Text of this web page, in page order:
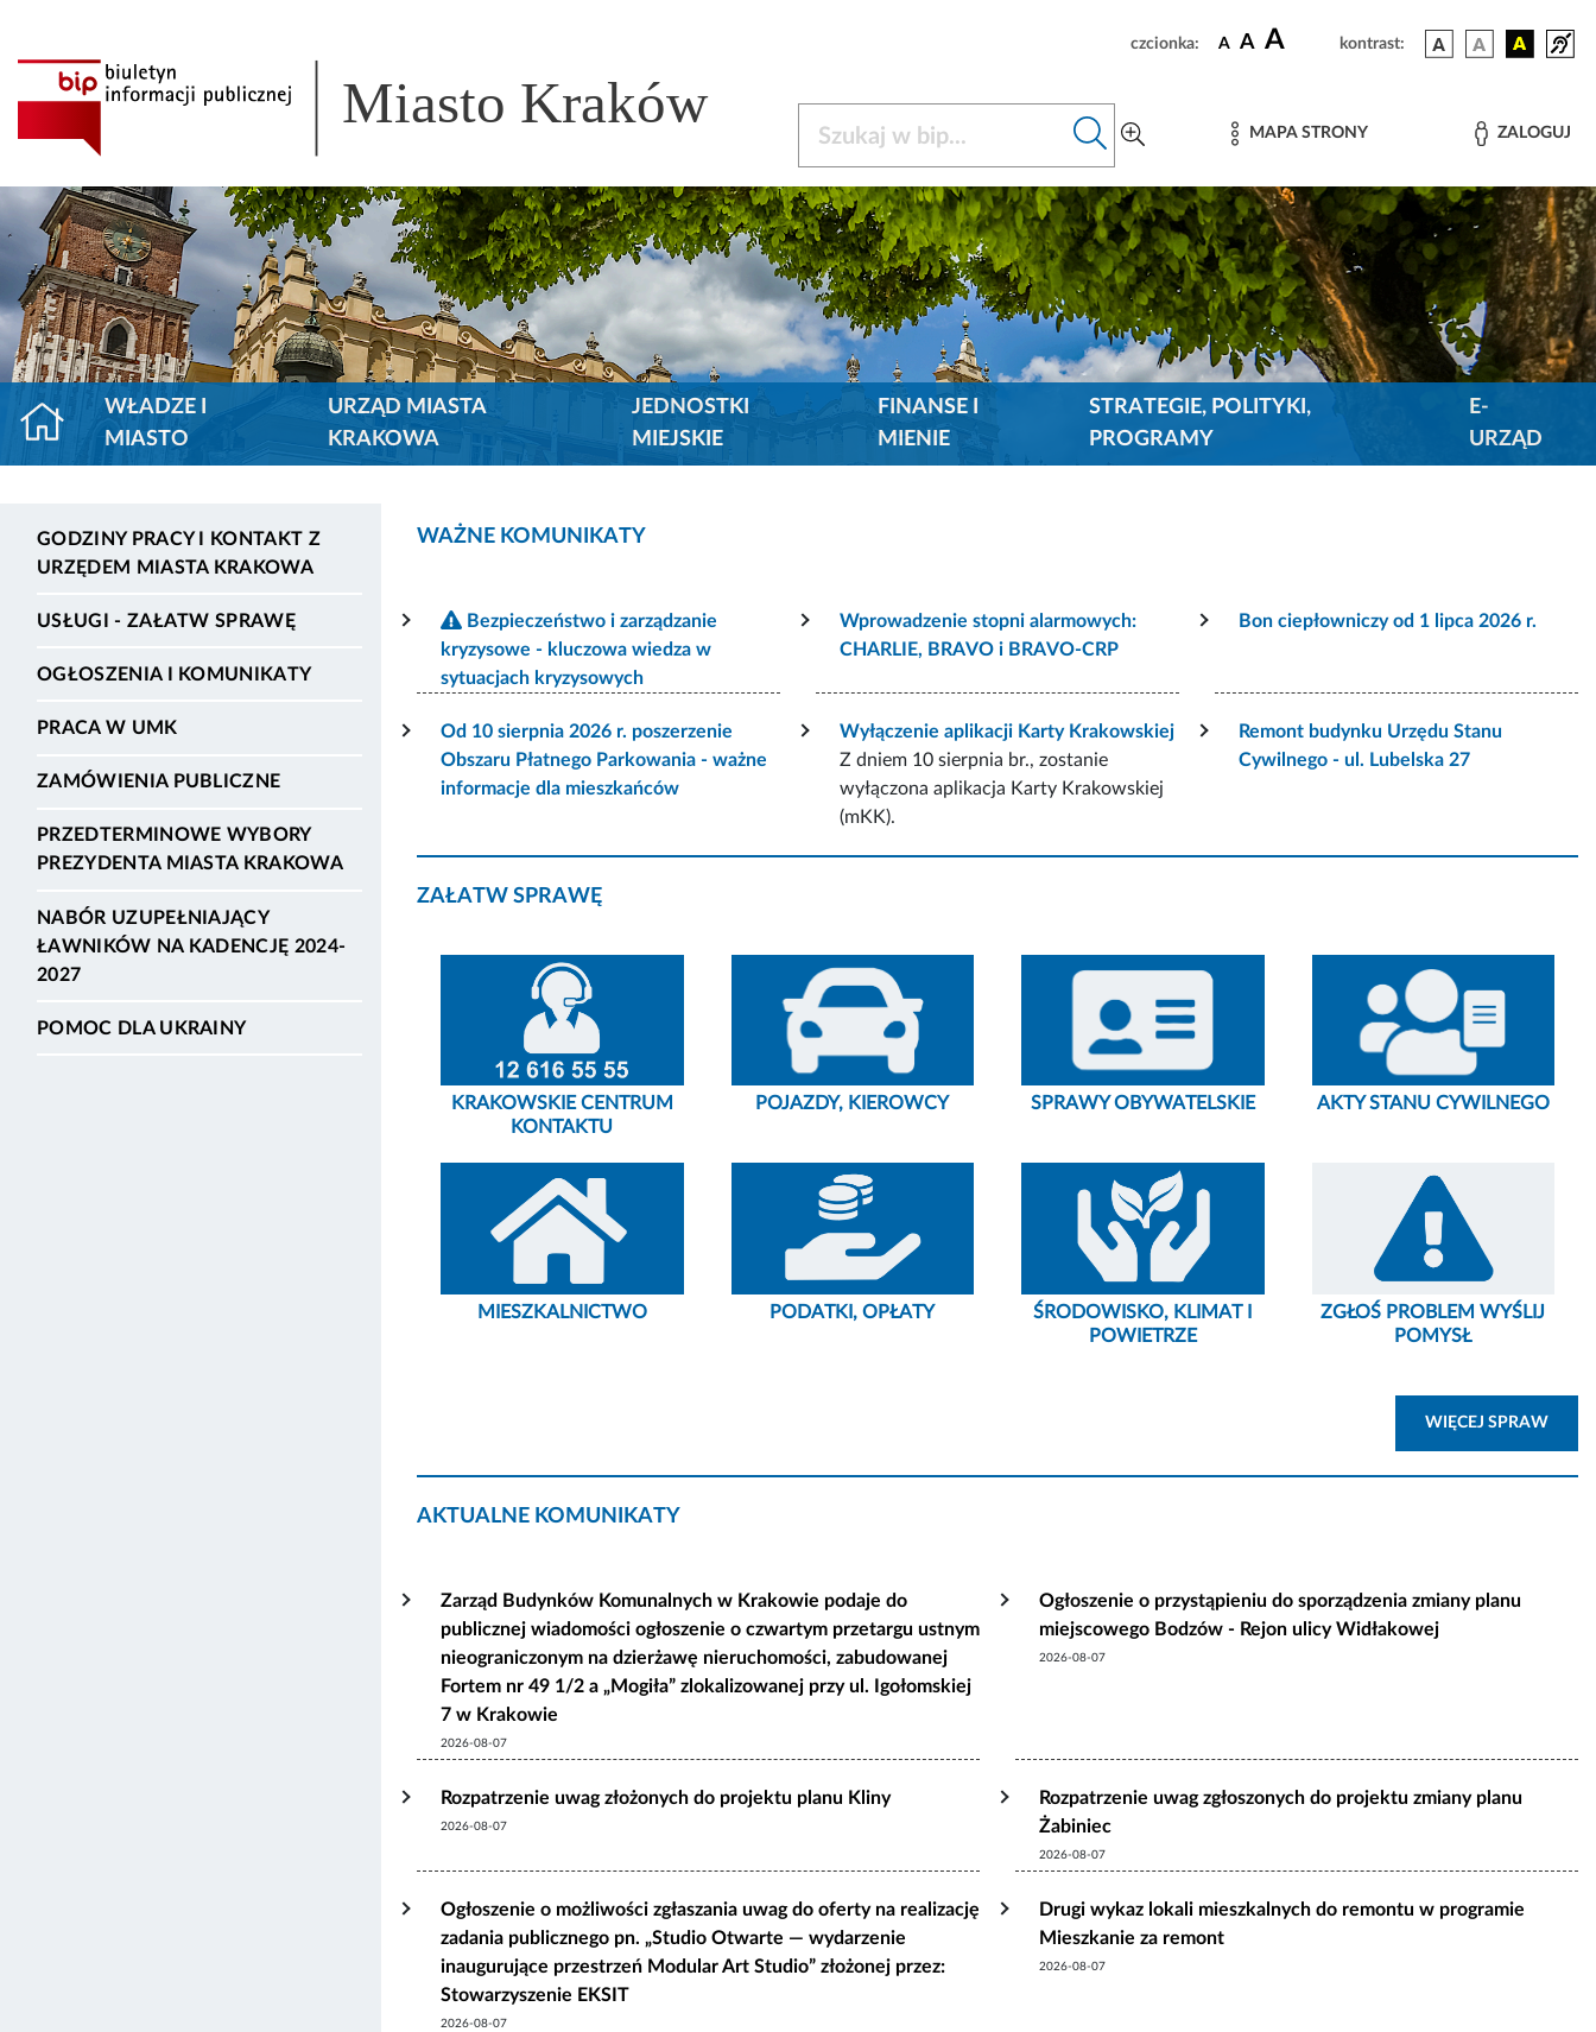
czcionka: A A A kontrast:
Miasto Kraków MAPA STRONY ZALOGUJ
WŁADZE I
MIASTO
URZĄD MIASTA
KRAKOWA
JEDNOSTKI
MIEJSKIE
FINANSE I
MIENIE
STRATEGIE, POLITYKI,
PROGRAMY
E-
URZĄD
GODZINY PRACY I KONTAKT Z
URZĘDEM MIASTA KRAKOWA
USŁUGI - ZAŁATW SPRAWĘ
OGŁOSZENIA I KOMUNIKATY
PRACA W UMK
ZAMÓWIENIA PUBLICZNE
PRZEDTERMINOWE WYBORY
PREZYDENTA MIASTA KRAKOWA
NABÓR UZUPEŁNIAJĄCY
ŁAWNIKÓW NA KADENCJĘ 2024-
2027
POMOC DLA UKRAINY
WAŻNE KOMUNIKATY
Bezpieczeństwo i zarządzanie
kryzysowe - kluczowa wiedza w
sytuacjach kryzysowych
Wprowadzenie stopni alarmowych:
CHARLIE, BRAVO i BRAVO-CRP
Bon ciepłowniczy od 1 lipca 2026 r.
Od 10 sierpnia 2026 r. poszerzenie
Obszaru Płatnego Parkowania - ważne
informacje dla mieszkańców
Wyłączenie aplikacji Karty Krakowskiej
Z dniem 10 sierpnia br., zostanie
wyłączona aplikacja Karty Krakowskiej
(mKK).
Remont budynku Urzędu Stanu
Cywilnego - ul. Lubelska 27
ZAŁATW SPRAWĘ
KRAKOWSKIE CENTRUM
KONTAKTU
POJAZDY, KIEROWCY SPRAWY OBYWATELSKIE AKTY STANU CYWILNEGO
MIESZKALNICTWO PODATKI, OPŁATY
ŚRODOWISKO, KLIMAT I
POWIETRZE
ZGŁOŚ PROBLEM WYŚLIJ
POMYSŁ
WIĘCEJ SPRAW
AKTUALNE KOMUNIKATY
Zarząd Budynków Komunalnych w Krakowie podaje do
publicznej wiadomości ogłoszenie o czwartym przetargu ustnym
nieograniczonym na dzierżawę nieruchomości, zabudowanej
Fortem nr 49 1/2 a „Mogiła” zlokalizowanej przy ul. Igołomskiej
7 w Krakowie
2026-08-07
Ogłoszenie o przystąpieniu do sporządzenia zmiany planu
miejscowego Bodzów - Rejon ulicy Widłakowej
2026-08-07
Rozpatrzenie uwag złożonych do projektu planu Kliny
2026-08-07
Rozpatrzenie uwag zgłoszonych do projektu zmiany planu
Żabiniec
2026-08-07
Ogłoszenie o możliwości zgłaszania uwag do oferty na realizację
zadania publicznego pn. „Studio Otwarte — wydarzenie
inaugurujące przestrzeń Modular Art Studio” złożonej przez:
Stowarzyszenie EKSIT
2026-08-07
Drugi wykaz lokali mieszkalnych do remontu w programie
Mieszkanie za remont
2026-08-07